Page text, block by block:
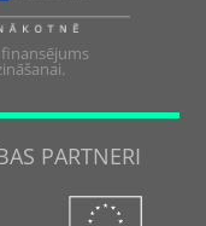
finansējums
PARTNERI